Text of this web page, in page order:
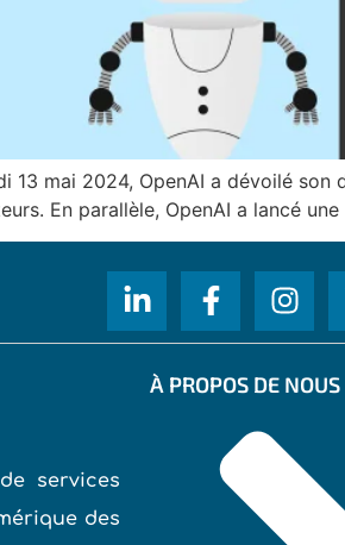
13 mai 2024, OpenAI a dévoilé
En parallèle, OpenAI a lancé
services
des
À PROPOS DE NOUS